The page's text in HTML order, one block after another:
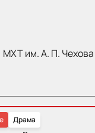
МХТ им. А. П. Чехова
Драма